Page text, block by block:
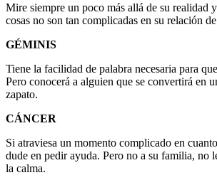
Mire siempre un poco más allá de su realidad
cosas no son tan complicadas en su relación
GÉMINIS
Tiene la facilidad de palabra necesaria para
Pero conocerá a alguien que se convertirá en
zapato.
CÁNCER
Si atraviesa un momento complicado en
dude en pedir ayuda. Pero no a su familia, no
la calma.